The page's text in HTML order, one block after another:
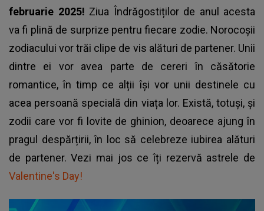
februarie 2025! Ziua Îndrăgostiților de anul acesta
va fi plină de surprize pentru fiecare zodie. Norocoșii
zodiacului vor trăi clipe de vis alături de partener. Unii
dintre ei vor avea parte de cereri în căsătorie
romantice, în timp ce alții își vor unii destinele cu
acea persoană specială din viața lor. Există, totuși, și
zodii care vor fi lovite de ghinion, deoarece ajung în
pragul despărțirii, în loc să celebreze iubirea alături
de partener. Vezi mai jos ce îți rezervă astrele de
Valentine's Day!